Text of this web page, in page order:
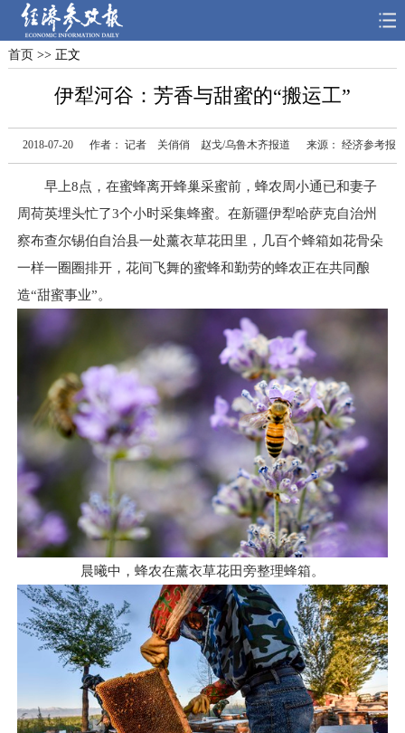
首页 深度 思想
首页 >> 正文
伊犁河谷：芳香与甜蜜的“搬运工”
2018-07-20 作者： 记者 关俏俏 赵戈/乌鲁木齐报道 来源： 经济参考报
早上8点，在蜜蜂离开蜂巢采蜜前，蜂农周小通已和妻子
周荷英埋头忙了3个小时采集蜂蜜。在新疆伊犁哈萨克自治州
察布查尔锡伯自治县一处薰衣草花田里，几百个蜂箱如花骨朵
一样一圈圈排开，花间飞舞的蜜蜂和勤劳的蜂农正在共同酿
造“甜蜜事业”。
晨曦中，蜂农在薰衣草花田旁整理蜂箱。